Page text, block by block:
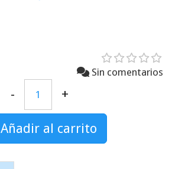
Sin comentarios
- +
Añadir al carrito